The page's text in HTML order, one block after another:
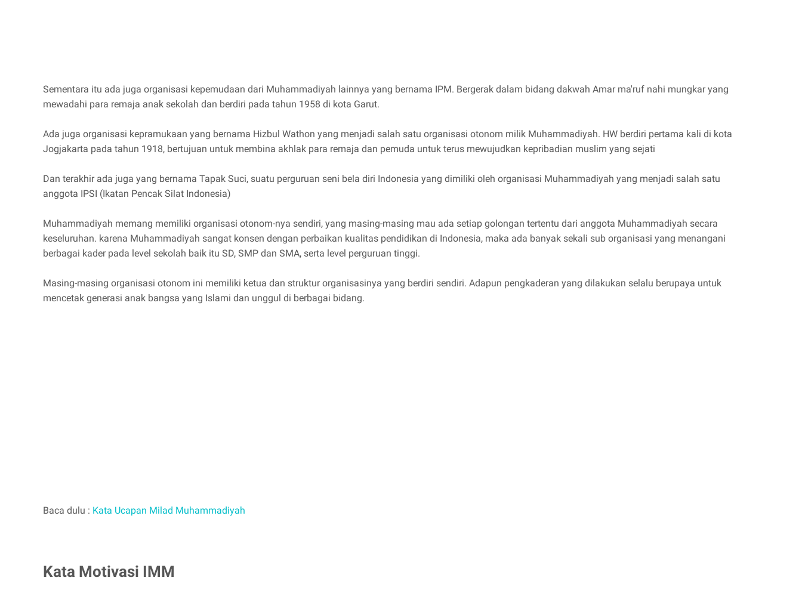
Sementara itu ada juga organisasi kepemudaan dari Muhammadiyah lainnya yang bernama IPM. Bergerak dalam bidang dakwah Amar ma'ruf nahi mungkar yang
mewadahi para remaja anak sekolah dan berdiri pada tahun 1958 di kota Garut.
Ada juga organisasi kepramukaan yang bernama Hizbul Wathon yang menjadi salah satu organisasi otonom milik Muhammadiyah. HW berdiri pertama kali di kota
Jogjakarta pada tahun 1918, bertujuan untuk membina akhlak para remaja dan pemuda untuk terus mewujudkan kepribadian muslim yang sejati
Dan terakhir ada juga yang bernama Tapak Suci, suatu perguruan seni bela diri Indonesia yang dimiliki oleh organisasi Muhammadiyah yang menjadi salah satu
anggota IPSI (Ikatan Pencak Silat Indonesia)
Muhammadiyah memang memiliki organisasi otonom-nya sendiri, yang masing-masing mau ada setiap golongan tertentu dari anggota Muhammadiyah secara
keseluruhan. karena Muhammadiyah sangat konsen dengan perbaikan kualitas pendidikan di Indonesia, maka ada banyak sekali sub organisasi yang menangani
berbagai kader pada level sekolah baik itu SD, SMP dan SMA, serta level perguruan tinggi.
Masing-masing organisasi otonom ini memiliki ketua dan struktur organisasinya yang berdiri sendiri. Adapun pengkaderan yang dilakukan selalu berupaya untuk
mencetak generasi anak bangsa yang Islami dan unggul di berbagai bidang.
Baca dulu : Kata Ucapan Milad Muhammadiyah
Kata Motivasi IMM